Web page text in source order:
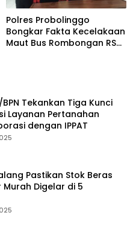
Polres Probolinggo
Bongkar Fakta Kecelakaan
Maut Bus Rombongan RS
Tekankan Tiga Kunci
Layanan Pertanahan
dengan IPPAT
Pastikan Stok Beras
Murah Digelar di 5